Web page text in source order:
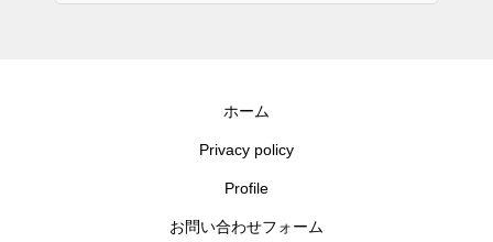
ホーム
Privacy policy
Profile
お問い合わせフォーム